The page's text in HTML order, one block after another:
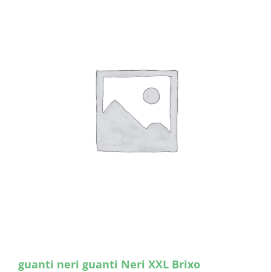
guanti neri guanti Neri XXL Brixo